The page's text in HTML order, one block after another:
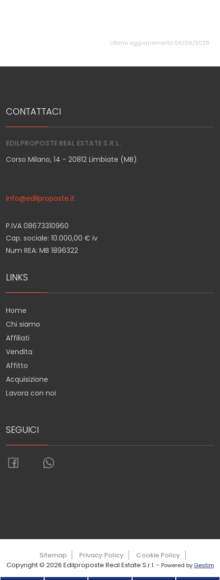
Ultimo aggiornamento 06/06/2026
CONTATTACI
EDILPROPOSTE REAL ESTATE S.R.L.
Corso Milano, 14 - 20812 Limbiate (MB)
info@edilproposte.it
P.IVA 08673310960
Cap. sociale: 10.000,00 € iv
Num REA: MB 1896322
LINKS
Home
Chi siamo
Affiliati
Vendita
Affitto
Acquisizione
Lavora con noi
SEGUICI
Sitemap Privacy Policy
Cookie Policy
Copyright © 2026 Edilproposte Real Estate S.r.l. - Powered by Gestim